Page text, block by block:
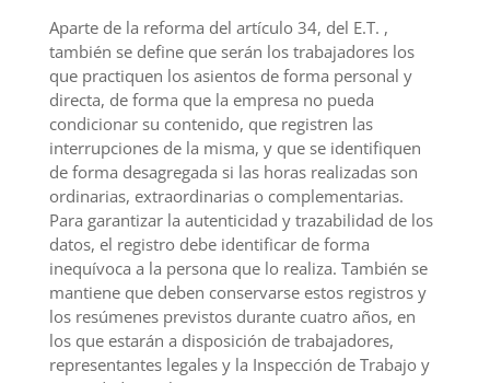
Aparte de la reforma del artículo 34, del E.T. ,
también se define que serán los trabajadores los
que practiquen los asientos de forma personal y
directa, de forma que la empresa no pueda
condicionar su contenido, que registren las
interrupciones de la misma, y que se identifiquen
de forma desagregada si las horas realizadas son
ordinarias, extraordinarias o complementarias.
Para garantizar la autenticidad y trazabilidad de los
datos, el registro debe identificar de forma
inequívoca a la persona que lo realiza. También se
mantiene que deben conservarse estos registros y
los resúmenes previstos durante cuatro años, en
los que estarán a disposición de trabajadores,
representantes legales y la Inspección de Trabajo y